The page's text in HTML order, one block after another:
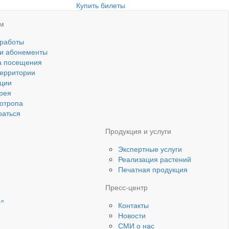
Купить билеты
абонементы
посещения
Продукция и услуги
Экспертные услуги
Реализация растений
Печатная продукция
Пресс-центр
Контакты
Новости
СМИ о нас